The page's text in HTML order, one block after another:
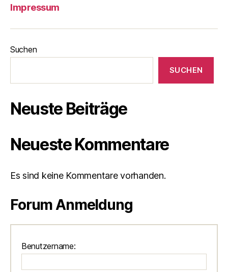
Impressum
Suchen
SUCHEN
Neuste Beiträge
Neueste Kommentare
Es sind keine Kommentare vorhanden.
Forum Anmeldung
Benutzername: